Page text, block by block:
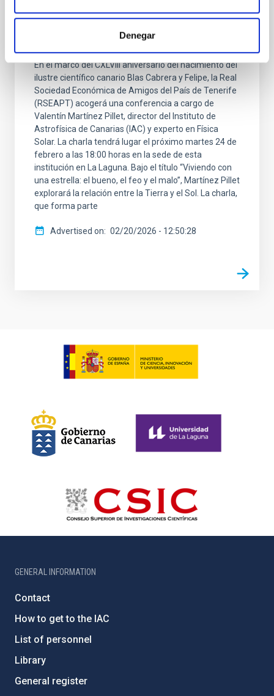
Denegar
analizará la relación con nuestra estrella, el
Amigos de El País
En el marco del CXLVIII aniversario del nacimiento del
ilustre científico canario Blas Cabrera y Felipe, la Real
Sociedad Económica de Amigos del País de Tenerife
(RSEAPT) acogerá una conferencia a cargo de
Valentín Martínez Pillet, director del Instituto de
Astrofísica de Canarias (IAC) y experto en Física
Solar. La charla tendrá lugar el próximo martes 24 de
febrero a las 18:00 horas en la sede de esta
institución en La Laguna. Bajo el título “Viviendo con
una estrella: el bueno, el feo y el malo”, Martínez Pillet
explorará la relación entre la Tierra y el Sol. La charla,
que forma parte
Advertised on 02/20/2026 - 12:50:28
GENERAL INFORMATION
Contact
How to get to the IAC
List of personnel
Library
General register